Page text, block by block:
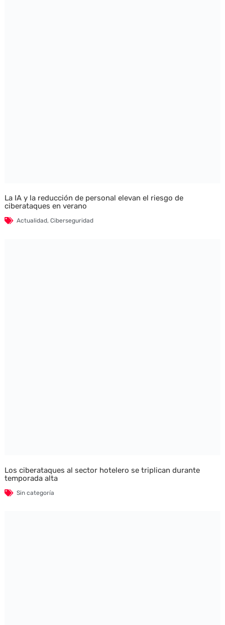
La IA y la reducción de personal elevan el riesgo de
ciberataques en verano
Actualidad, Ciberseguridad
Los ciberataques al sector hotelero se triplican durante
temporada alta
Sin categoría